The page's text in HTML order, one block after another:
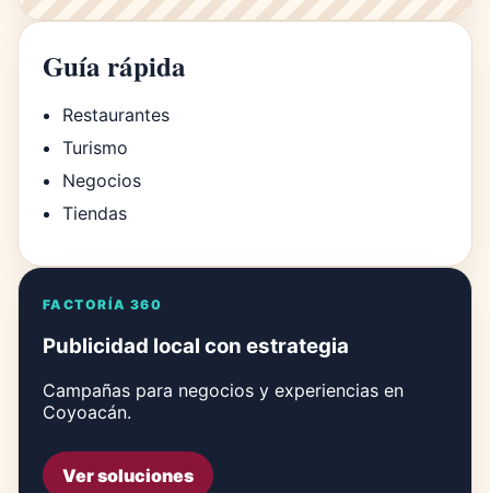
Guía rápida
Restaurantes
Turismo
Negocios
Tiendas
FACTORÍA 360
Publicidad local con estrategia
Campañas para negocios y experiencias en
Coyoacán.
Ver soluciones